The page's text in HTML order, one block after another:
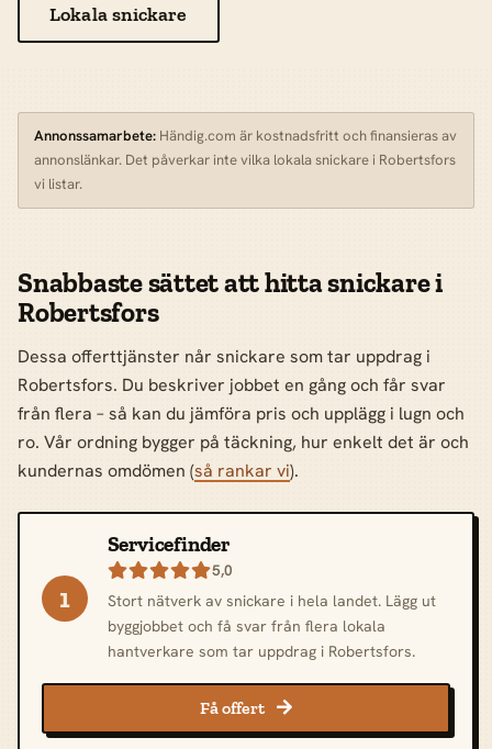
Lokala snickare
Annonssamarbete: Händig.com är kostnadsfritt och finansieras av
annonslänkar. Det påverkar inte vilka lokala snickare i Robertsfors
vi listar.
Snabbaste sättet att hitta snickare i
Robertsfors
Dessa offerttjänster når snickare som tar uppdrag i
Robertsfors. Du beskriver jobbet en gång och får svar
från flera – så kan du jämföra pris och upplägg i lugn och
ro. Vår ordning bygger på täckning, hur enkelt det är och
kundernas omdömen (så rankar vi).
1
Servicefinder
5,0
Stort nätverk av snickare i hela landet. Lägg ut
byggjobbet och få svar från flera lokala
hantverkare som tar uppdrag i Robertsfors.
Få offert 